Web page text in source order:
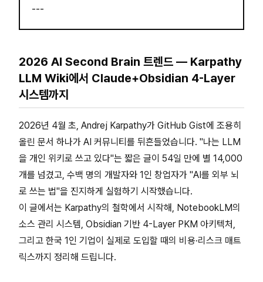
---
2026 AI Second Brain 트렌드 — Karpathy
LLM Wiki에서 Claude+Obsidian 4-Layer
시스템까지
2026년 4월 초, Andrej Karpathy가 GitHub Gist에 조용히
올린 문서 하나가 AI 커뮤니티를 뒤흔들었습니다. "나는 LLM
을 개인 위키로 쓰고 있다"는 짧은 글이 54일 만에 별 14,000
개를 넘겼고, 수백 명의 개발자와 1인 창업자가 "AI를 외부 뇌
로 쓰는 법"을 진지하게 실험하기 시작했습니다.
이 글에서는 Karpathy의 철학에서 시작해, NotebookLM의
소스 관리 시스템, Obsidian 기반 4-Layer PKM 아키텍처,
그리고 한국 1인 기업이 실제로 도입할 때의 비용·리스크 매트
릭스까지 정리해 드립니다.